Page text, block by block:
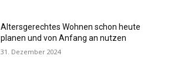
Altersgerechtes Wohnen schon heute
planen und von Anfang an nutzen
31. Dezember 2024